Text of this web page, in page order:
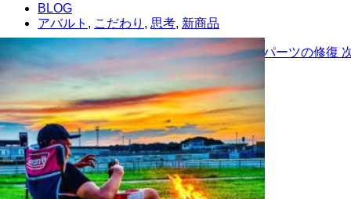
BLOG
アバルト , こだわり , 思考, 新商品
間も無く完売、お早めに！ 前の記事 カーボンパーツの修復